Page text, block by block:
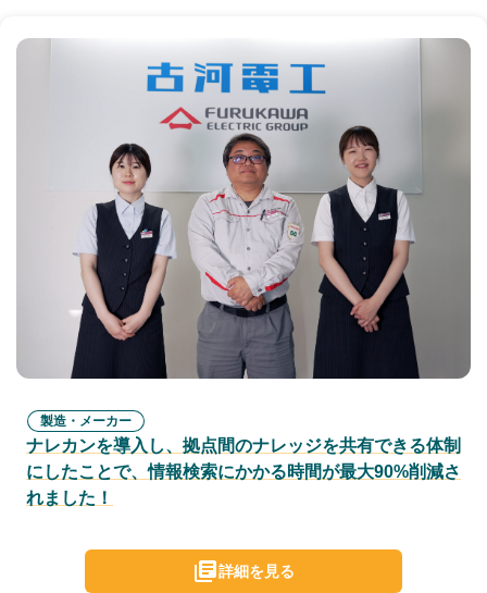
製造・メーカー
ナレカンを導入し、拠点間のナレッジを共有できる体制
にしたことで、情報検索にかかる時間が最大90%削減さ
れました！
詳細を見る